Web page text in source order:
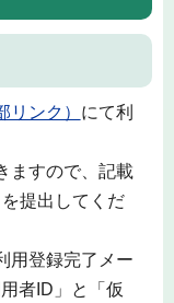
ンク） にて利
ますので、記載
提出してくだ
用登録完了メー
者ID」と「仮